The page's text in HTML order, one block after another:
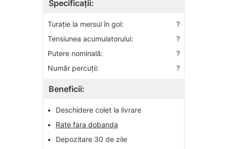
Specificații:
Turaţie la mersul în gol:
?
Tensiunea acumulatorului:
?
Putere nominală:
?
Număr percuţii:
?
Beneficii:
•
Deschidere colet la livrare
•
Rate fara dobanda
•
Depozitare 30 de zile